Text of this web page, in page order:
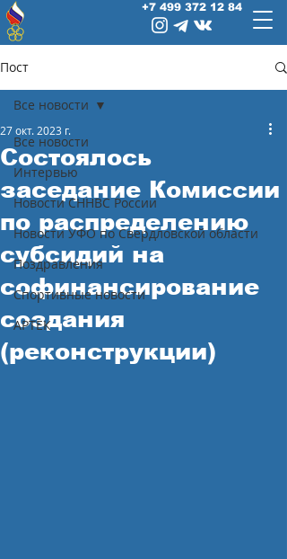
+7 499 372 12 84
Пост
Все новости
Интервью
Новости СННВС России
Новости УФО по Свердловской области
Поздравления
Спортивные новости
АРТЕК
Все новости
Состоялось
заседание Комиссии
по распределению
субсидий на
софинансирование
создания
(реконструкции)
27 окт. 2023 г.